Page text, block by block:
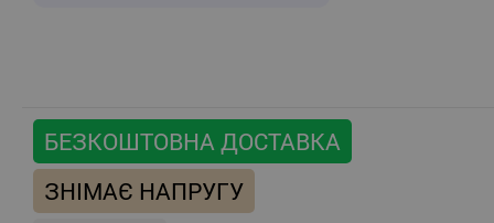
БЕЗКОШТОВНА ДОСТАВКА
ЗНІМАЄ НАПРУГУ